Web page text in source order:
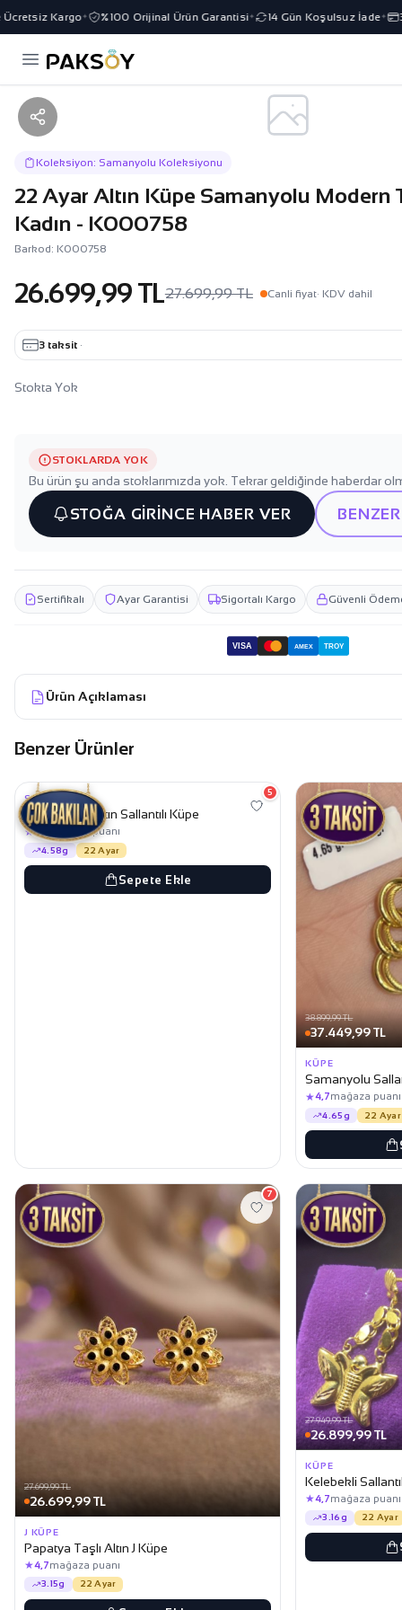
Kargo✦ %100 Orijinal Ürün Garantisi ✦ 14 Gün Koşulsuz İade✦ 3
Koleksiyon: Samanyolu Koleksiyonu
22 Ayar Altın Küpe Samanyolu Modern
Kadın - K000758
Barkod: K000758
26.699,99 TL27.699,99 TL Canli fiyat· KDV dahil
3 taksit ·
Stokta Yok
STOKLARDA YOK
Bu ürün şu anda stoklarımızda yok. Tekrar geldiğinde haberdar
STOĞA GİRİNCE HABER VER
Sertifikalı Ayar Garantisi Sigortalı Kargo Güvenli
VISA AMEX TROY
Ürün Açıklaması
Benzer Ürünler
38.399,99 TL
5
SALLANTILI
Samanyolu Altın Sallantılı Küpe
★4,7 mağaza puanı
4.58g 22 Ayar
Sepete Ekle
38.899,99 TL
37.449,99 TL
KÜPE
Samanyolu
★4,7mağaza puanı
4.65g 22 Ayar
27.699,99 TL
26.699,99 TL
7
J KÜPE
Papatya Taşlı Altın J Küpe
★4,7mağaza puanı
3.15g 22 Ayar
27.949,99 TL
26.899,99 TL
KÜPE
Kelebekli
★4,7mağaza puanı
3.16g 22 Ayar